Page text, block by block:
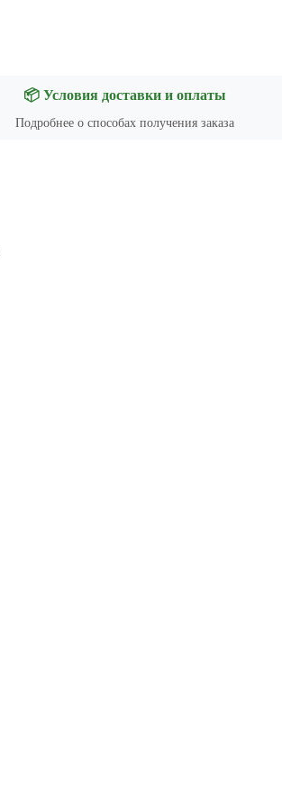
📦 Условия доставки и оплаты
Подробнее о способах получения заказа